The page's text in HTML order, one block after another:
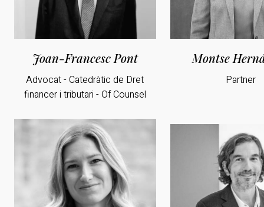
Joan-Francesc Pont
Advocat - Catedràtic de Dret
financer i tributari - Of Counsel
Montse
Partner